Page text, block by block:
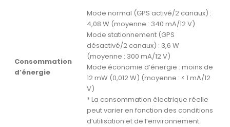
Consommation
d’énergie
Mode normal (GPS activé/2 canaux) :
4,08 W (moyenne : 340 mA/12 V)
Mode stationnement (GPS
désactivé/2 canaux) : 3,6 W
(moyenne : 300 mA/12 V)
Mode économie d’énergie : moins de
12 mW (0,012 W) (moyenne : < 1 mA/12
V)
* La consommation électrique réelle
peut varier en fonction des conditions
d’utilisation et de l’environnement.